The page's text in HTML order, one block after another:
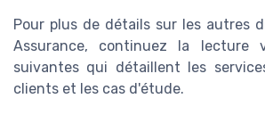
Pour plus de détails sur les autres
Assurance, continuez la lecture
suivantes qui détaillent les
clients et les cas d'étude.